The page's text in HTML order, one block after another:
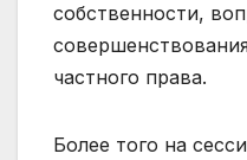
собственности,
частного права.
Более того на